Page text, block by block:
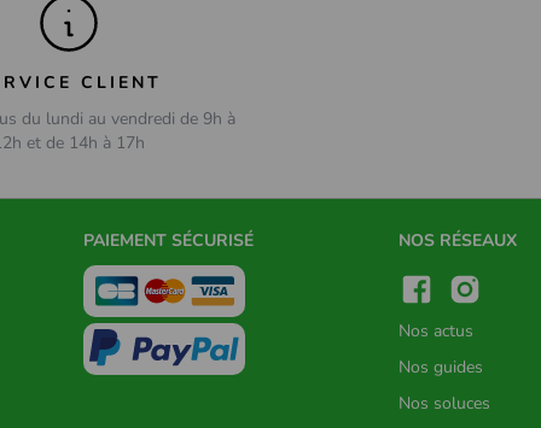
CLIENT
du lundi au vendredi de 9h à
et de 14h à 17h
PAIEMENT SÉCURISÉ NOS RÉSEAUX
Nos actus
Nos guides
Nos soluces